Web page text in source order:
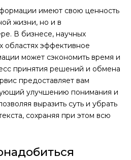
имеют свою ценность
жизни, но и в
В бизнесе, научных
областях эффективное
может сэкономить время и
принятия решений и обмена
предоставляет вам
улучшению понимания и
выразить суть и убрать
сохраняя при этом всю